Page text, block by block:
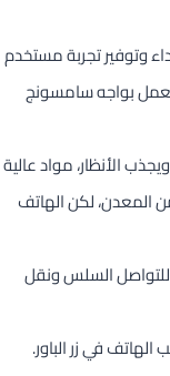
تحسين الأداء وتوفير تجربة مستخدم
يعمل بواجه سامسونج
الأنظار، مواد عالية
المعدن، لكن الهاتف
للتواصل السلس ونقل
في زر الباور.